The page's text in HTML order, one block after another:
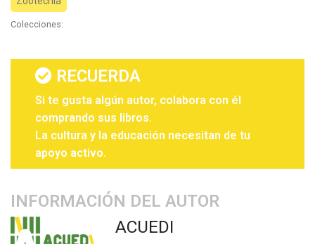
Colecciones:
RECUERDA
Si te gusta algún autor, colabora con él
comprando sus libros.
La cultura y la educación necesitan de tu
apoyo activo.
INFORMACIÓN DEL AUTOR
ACUEDI